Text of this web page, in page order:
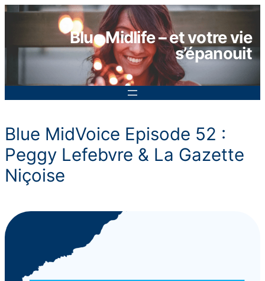
Aller
Blue Midlife – et votre vie
s’épanouit
Blue MidVoice Episode 52 :
Peggy Lefebvre & La Gazette
Niçoise